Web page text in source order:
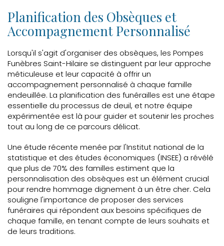
Planification des Obsèques et
Accompagnement Personnalisé
Lorsqu'il s'agit d'organiser des obsèques, les Pompes
Funèbres Saint-Hilaire se distinguent par leur approche
méticuleuse et leur capacité à offrir un
accompagnement personnalisé à chaque famille
endeuillée. La planification des funérailles est une étape
essentielle du processus de deuil, et notre équipe
expérimentée est là pour guider et soutenir les proches
tout au long de ce parcours délicat.
Une étude récente menée par l'Institut national de la
statistique et des études économiques (INSEE) a révélé
que plus de 70% des familles estiment que la
personnalisation des obsèques est un élément crucial
pour rendre hommage dignement à un être cher. Cela
souligne l'importance de proposer des services
funéraires qui répondent aux besoins spécifiques de
chaque famille, en tenant compte de leurs souhaits et
de leurs traditions.